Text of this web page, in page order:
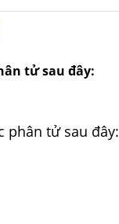
tử sau đây:
phân tử sau đây: